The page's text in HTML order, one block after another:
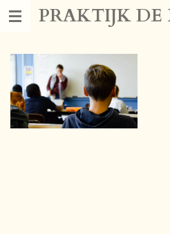
Ga
de
hoofdinhoud
PRAKTIJK